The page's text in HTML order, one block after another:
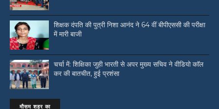
शिक्षक दंपति की पुत्री निशा आनंद ने 64 वीं बीपीएससी की परीक्षा
में मारी बाजी
चर्चा में: शिक्षिका जुही भारती से अपर मुख्य सचिव ने वीडियो काॅल
कर की बातचीत, हुई प्रशंसा
मौसम शहर का